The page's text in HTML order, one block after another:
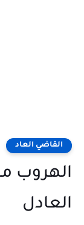
القاضي العاد
الهروب
العادل